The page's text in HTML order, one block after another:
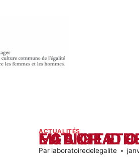
ACTUALITÉS
EGALITE FEMMES-HOMMES : UN
Par laboratoiredelegalite